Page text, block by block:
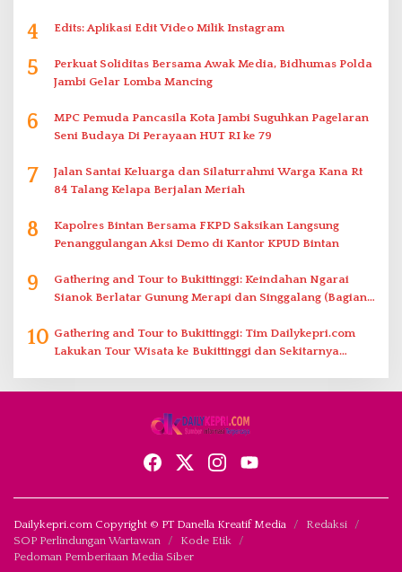
4 Edits: Aplikasi Edit Video Milik Instagram
5
Perkuat Soliditas Bersama Awak Media, Bidhumas Polda
Jambi Gelar Lomba Mancing
6
MPC Pemuda Pancasila Kota Jambi Suguhkan Pagelaran
Seni Budaya Di Perayaan HUT RI ke 79
7
Jalan Santai Keluarga dan Silaturrahmi Warga Kana Rt
84 Talang Kelapa Berjalan Meriah
8
Kapolres Bintan Bersama FKPD Saksikan Langsung
Penanggulangan Aksi Demo di Kantor KPUD Bintan
9
Gathering and Tour to Bukittinggi: Keindahan Ngarai
Sianok Berlatar Gunung Merapi dan Singgalang (Bagian
10 Gathering and Tour to Bukittinggi: Tim Dailykepri.com
Lakukan Tour Wisata ke Bukittinggi dan Sekitarnya
Dailykepri.com Copyright © PT Danella Kreatif Media
Redaksi
SOP Perlindungan Wartawan
Kode Etik
Pedoman Pemberitaan Media Siber